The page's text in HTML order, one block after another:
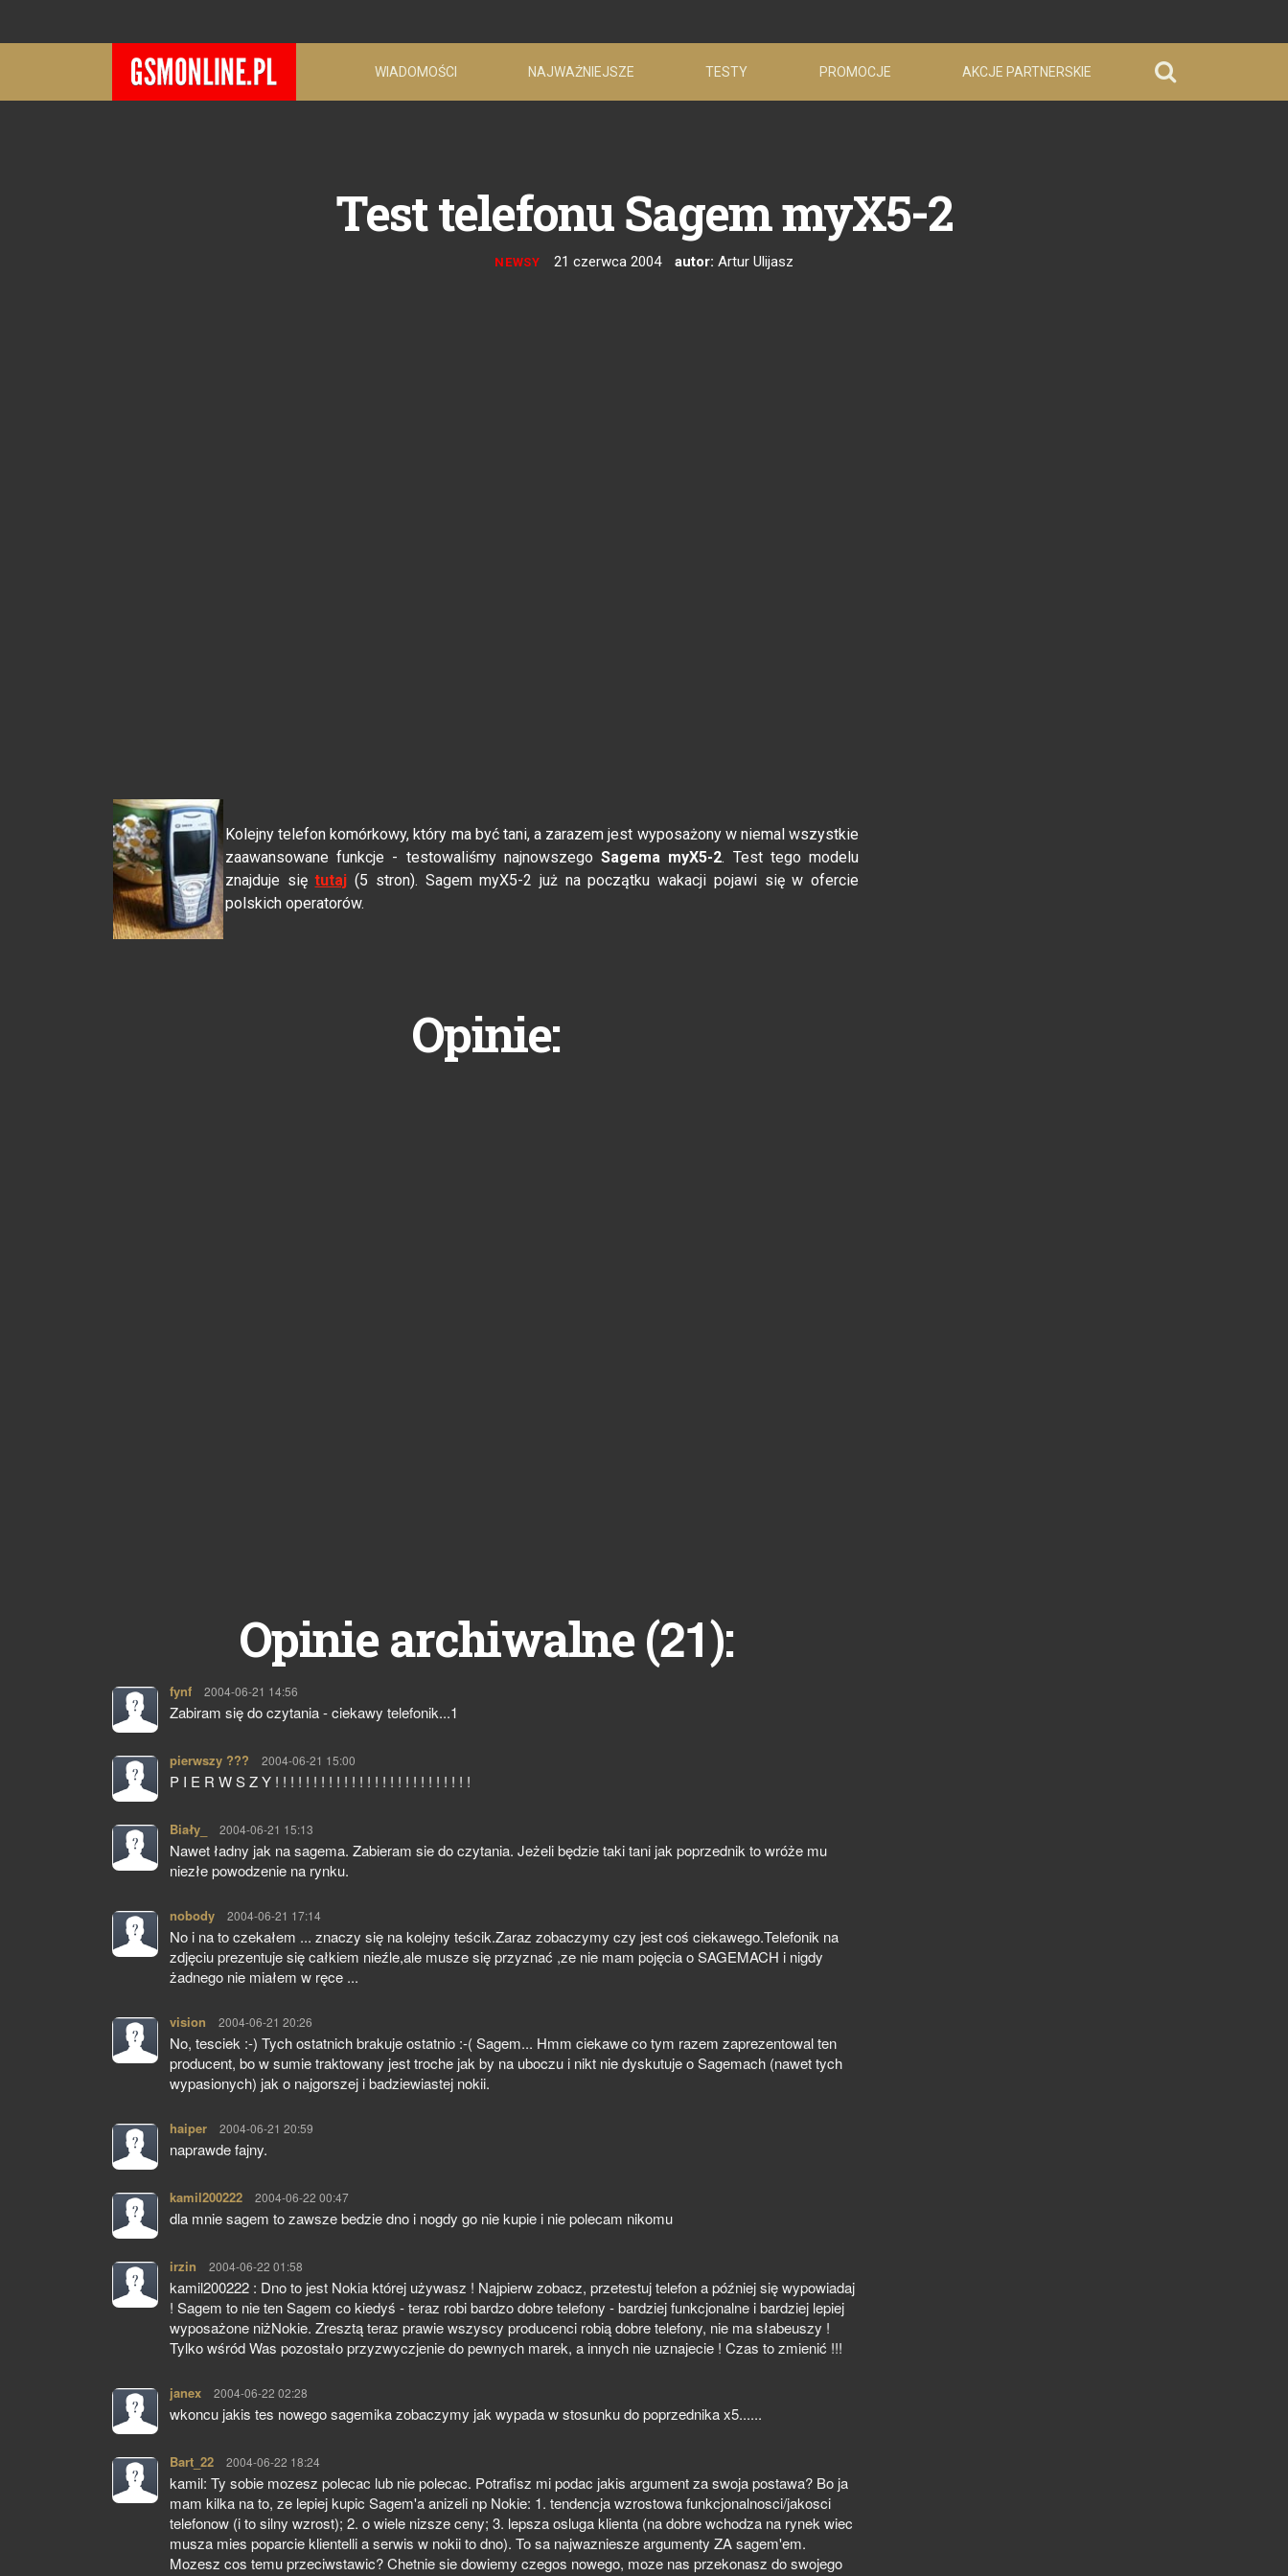
WIADOMOŚCI NAJWAŻNIEJSZE TESTY PROMOCJE AKCJE PARTNERSKIE
Test telefonu Sagem myX5-2
NEWSY 21 czerwca 2004 autor: Artur Ulijasz
Kolejny telefon komórkowy, który ma być tani, a zarazem jest wyposażony w niemal wszystkie
zaawansowane funkcje - testowaliśmy najnowszegoSagema myX5-2. Test tego modelu
znajduje siętutaj (5 stron). Sagem myX5-2 już na początku wakacji pojawi się w ofercie
polskich operatorów.
Opinie:
Opinie archiwalne (21):
fynf pisze:
2004-06-21 14:56
Zabiram się do czytania - ciekawy telefonik...1
pierwszy ??? pisze:
2004-06-21 15:00
P I E R W S Z Y ! ! ! ! ! ! ! ! ! ! ! ! ! ! ! ! ! ! ! ! ! ! ! ! ! !
Biały_ pisze:
2004-06-21 15:13
Nawet ładny jak na sagema. Zabieram sie do czytania. Jeżeli będzie taki tani jak poprzednik to wróże mu
niezłe powodzenie na rynku.
nobody pisze:
2004-06-21 17:14
No i na to czekałem ... znaczy się na kolejny teścik.Zaraz zobaczymy czy jest coś ciekawego.Telefonik na
zdjęciu prezentuje się całkiem nieźle,ale musze się przyznać ,ze nie mam pojęcia o SAGEMACH i nigdy
żadnego nie miałem w ręce ...
vision pisze:
2004-06-21 20:26
No, tesciek :-) Tych ostatnich brakuje ostatnio :-( Sagem... Hmm ciekawe co tym razem zaprezentowal ten
producent, bo w sumie traktowany jest troche jak by na uboczu i nikt nie dyskutuje o Sagemach (nawet tych
wypasionych) jak o najgorszej i badziewiastej nokii.
haiper pisze:
2004-06-21 20:59
naprawde fajny.
kamil200222 pisze:
2004-06-22 00:47
dla mnie sagem to zawsze bedzie dno i nogdy go nie kupie i nie polecam nikomu
irzin pisze:
2004-06-22 01:58
kamil200222 : Dno to jest Nokia której używasz ! Najpierw zobacz, przetestuj telefon a później się wypowiadaj
! Sagem to nie ten Sagem co kiedyś - teraz robi bardzo dobre telefony - bardziej funkcjonalne i bardziej lepiej
wyposażone niżNokie. Zresztą teraz prawie wszyscy producenci robią dobre telefony, nie ma słabeuszy !
Tylko wśród Was pozostało przyzwyczjenie do pewnych marek, a innych nie uznajecie ! Czas to zmienić !!!
janex pisze:
2004-06-22 02:28
wkoncu jakis tes nowego sagemika zobaczymy jak wypada w stosunku do poprzednika x5......
Bart_22 pisze:
2004-06-22 18:24
kamil: Ty sobie mozesz polecac lub nie polecac. Potrafisz mi podac jakis argument za swoja postawa? Bo ja
mam kilka na to, ze lepiej kupic Sagem'a anizeli np Nokie: 1. tendencja wzrostowa funkcjonalnosci/jakosci
telefonow (i to silny wzrost); 2. o wiele nizsze ceny; 3. lepsza osluga klienta (na dobre wchodza na rynek wiec
musza mies poparcie klientelli a serwis w nokii to dno). To sa najwazniesze argumenty ZA sagem'em.
Mozesz cos temu przeciwstawic? Chetnie sie dowiemy czegos nowego, moze nas przekonasz do swojego